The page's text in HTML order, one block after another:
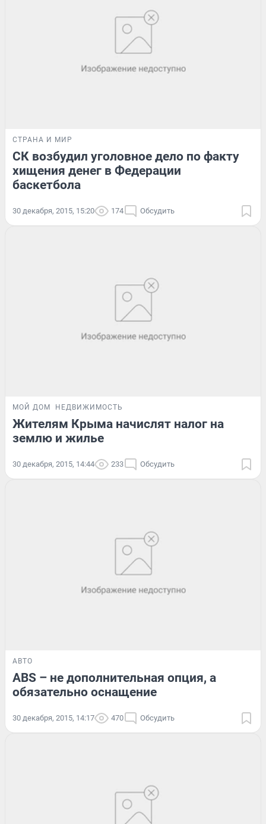
СТРАНА И МИР
СК возбудил уголовное дело по факту
хищения денег в Федерации
баскетбола
30 декабря, 2015, 15:20 174 Обсудить
МОЙ ДОМ НЕДВИЖИМОСТЬ
Жителям Крыма начислят налог на
землю и жилье
30 декабря, 2015, 14:44 233 Обсудить
АВТО
ABS – не дополнительная опция, а
обязательно оснащение
30 декабря, 2015, 14:17 470 Обсудить